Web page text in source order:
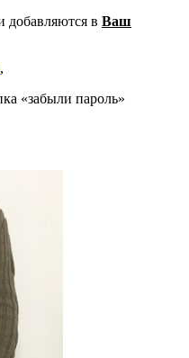
добавляются в Ваш
,
«забыли пароль»